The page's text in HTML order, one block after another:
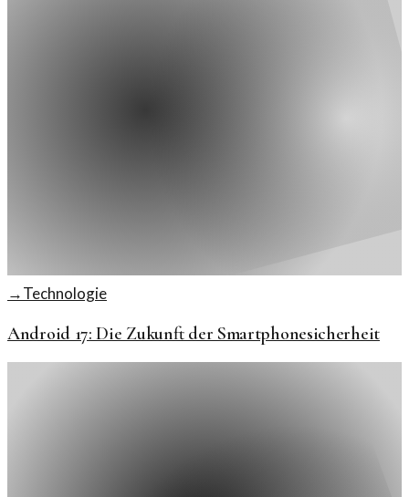
→Technologie
Android 17: Die Zukunft der Smartphonesicherheit